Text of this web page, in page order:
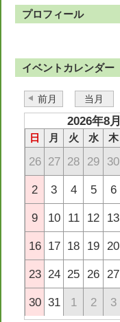
プロフィール
イベントカレンダー
前月 当月
2026年8月
日 月 火 水 木
26 27 28 29 30
2 3 4 5 6
9 10 11 12 13
16 17 18 19 20
23 24 25 26 27
30 31 1 2 3